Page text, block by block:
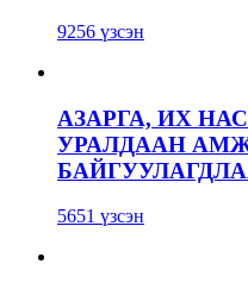
9256 үзсэн
АЗАРГА, ИХ
УРАЛДААН
5651 үзсэн